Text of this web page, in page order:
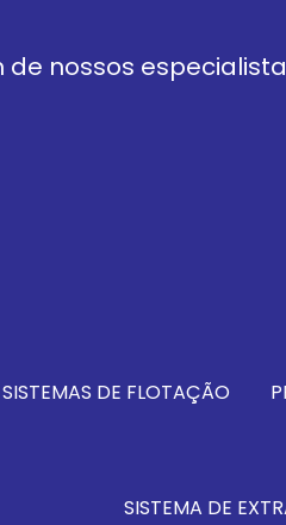
nossos
SISTEMAS DE FLOTAÇÃO
SISTEMA DE